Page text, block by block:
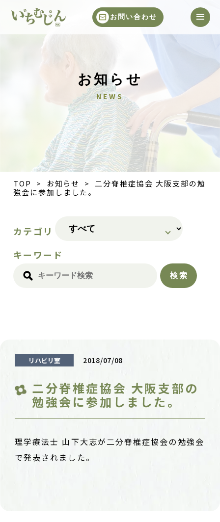
お問い合わせ
お知らせ
NEWS
TOP > お知らせ
> 二分脊椎症協会 大阪支部の勉
強会に参加しました。
カテゴリ
キーワード
リハビリ室 2018/07/08
二分脊椎症協会 大阪支部の
勉強会に参加しました。
理学療法士 山下大志が二分脊椎症協会の勉強会
で発表されました。